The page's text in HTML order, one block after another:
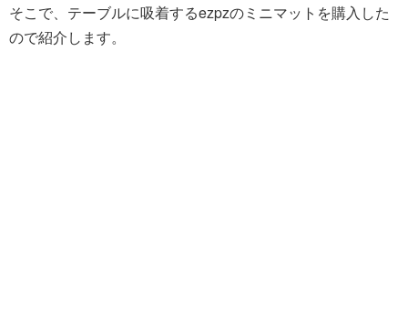
そこで、テーブルに吸着するezpzのミニマットを購入した
ので紹介します。